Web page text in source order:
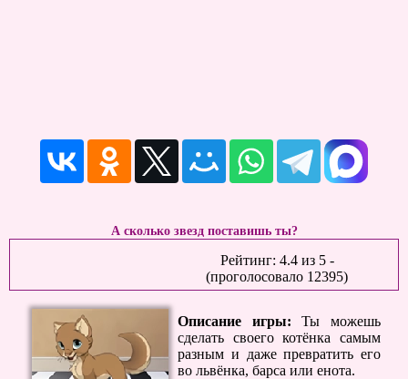
А сколько звезд поставишь ты?
Рейтинг: 4.4из 5-
(проголосовало 12395)
Описание игры: Ты можешь
сделать своего котёнка самым
разным и даже превратить его
во львёнка, барса или енота.